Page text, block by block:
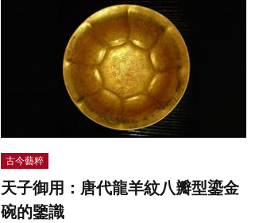
古今藝粹
天子御用：唐代龍羊紋八瓣型鎏金
碗的鑒識